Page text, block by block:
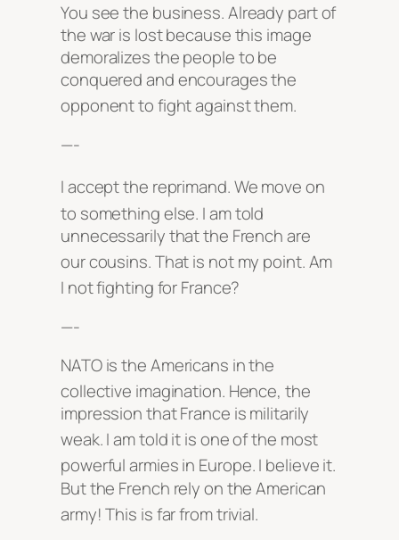
You see the business. Already part of
the war is lost because this image
demoralizes the people to be
conquered and encourages the
opponent to fight against them.
—-
I accept the reprimand. We move on
to something else. I am told
unnecessarily that the French are
our cousins. That is not my point. Am
I not fighting for France?
—-
NATO is the Americans in the
collective imagination. Hence, the
impression that France is militarily
weak. I am told it is one of the most
powerful armies in Europe. I believe it.
But the French rely on the American
army!This is far from trivial.